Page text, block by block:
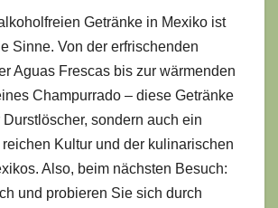
Getränke in Mexiko ist
Sinne. Von der erfrischenden
Aguas Frescas bis zur wärmenden
Champurrado – diese Getränke
sondern auch ein
Kultur und der kulinarischen
Also, beim nächsten Besuch:
und probieren Sie sich durch